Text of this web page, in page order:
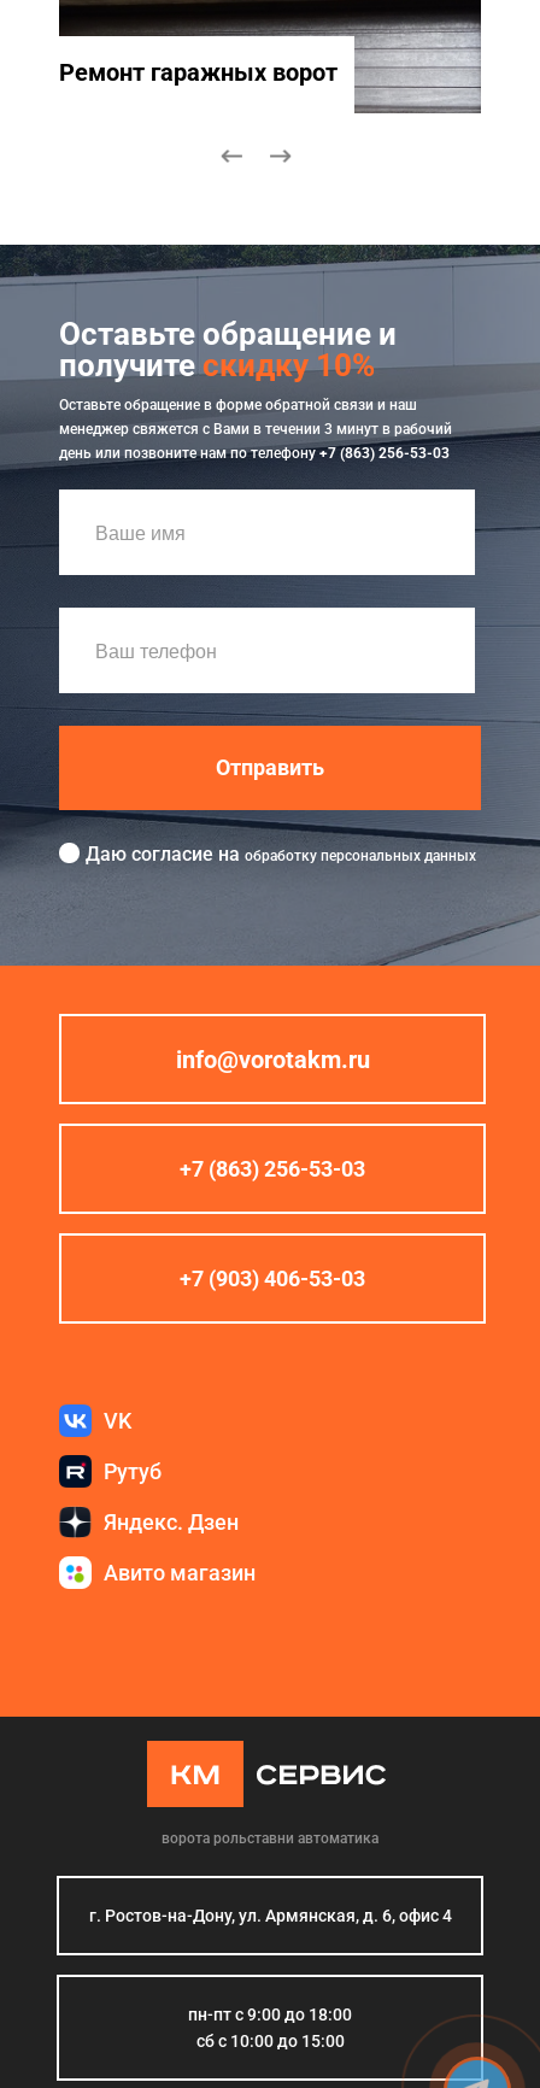
Ремонт гаражных ворот
Оставьте обращение и
получитескидку 10%
Оставьте обращение в форме обратной связи и наш
менеджер свяжется с Вами в течении 3 минут в рабочий
день или позвоните нам по телефону+7 (863) 256-53-03
Отправить
Даю согласие на обработку персональных данных
info@vorotakm.ru
+7 (863) 256-53-03
+7 (903) 406-53-03
VK
Рутуб
Яндекс. Дзен
Авито магазин
ворота рольставни автоматика
г. Ростов-на-Дону, ул. Армянская, д. 6, офис 4
пн-пт с 9:00 до 18:00
сб с 10:00 до 15:00